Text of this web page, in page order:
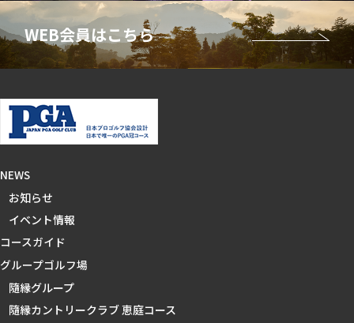
NEWS
お知らせ
イベント情報
コースガイド
グループゴルフ場
隨縁グループ
隨縁カントリークラブ 恵庭コース